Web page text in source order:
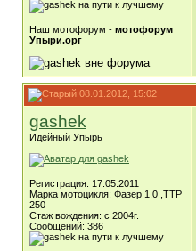
Наш мотофорум - мотофорум
Упыри.орг
08.01.2012, 15:02
gashek
Идейный Упырь
Регистрация: 17.05.2011
Марка мотоцикля: Фазер 1.0 ,ТТР
250
Стаж вождения: с 2004г.
Сообщений: 386